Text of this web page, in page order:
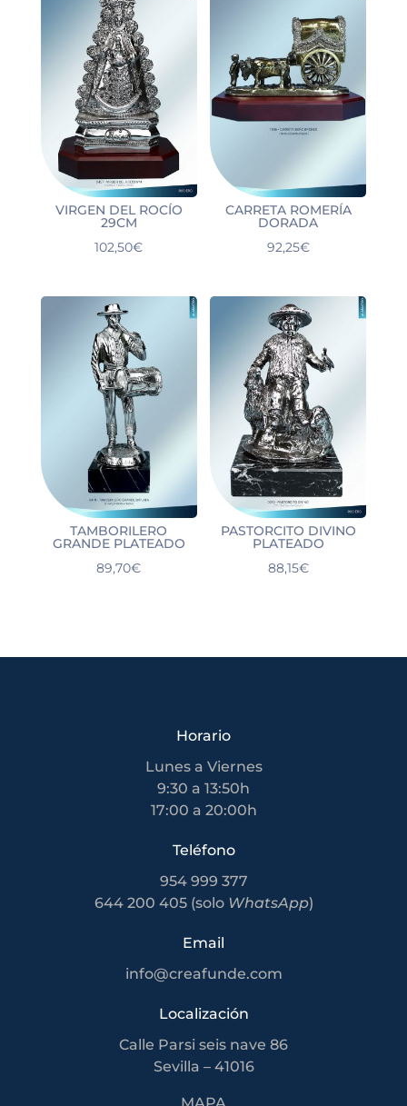
VIRGEN DEL ROCÍO
29CM
102,50€
CARRETA ROMERÍA
DORADA
92,25€
TAMBORILERO
GRANDE PLATEADO
89,70€
PASTORCITO DIVINO
PLATEADO
88,15€
Horario
Lunes a Viernes
9:30 a 13:50h
17:00 a 20:00h
Teléfono
954 999 377
644 200 405 (solo WhatsApp)
Email
info@creafunde.com
Localización
Calle Parsi seis nave 86
Sevilla – 41016